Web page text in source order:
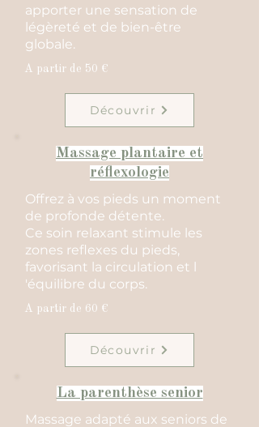
apporter une sensation de
légèreté et de bien-être
globale.
A partir de 50 €
Découvrir
Massage plantaire et
réflexologie
Offrez à vos pieds un moment
de profonde détente.
Ce soin relaxant stimule les
zones reflexes du pieds,
favorisant la circulation et l
'équilibre du corps.
A partir de 60 €
Découvrir
La parenthèse senior
Massage adapté aux seniors de